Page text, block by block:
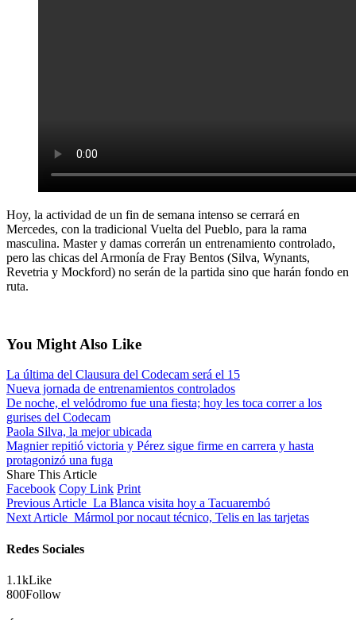
Hoy, la actividad de un fin de semana intenso se cerrará en
Mercedes, con la tradicional Vuelta del Pueblo, para la rama
masculina. Master y damas correrán un entrenamiento controlado,
pero las chicas del Armonía de Fray Bentos (Silva, Wynants,
Revetria y Mockford) no serán de la partida sino que harán fondo en
ruta.
You Might Also Like
La última del Clausura del Codecam será el 15
Nueva jornada de entrenamientos controlados
De noche, el velódromo fue una fiesta; hoy les toca correr a los
gurises del Codecam
Paola Silva, la mejor ubicada
Magnier repitió victoria y Pérez sigue firme en carrera y hasta
protagonizó una fuga
Share This Article
Facebook Copy Link Print
Previous Article La Blanca visita hoy a Tacuarembó
Next Article Mármol por nocaut técnico, Telis en las tarjetas
Redes Sociales
1.1kLike
800Follow